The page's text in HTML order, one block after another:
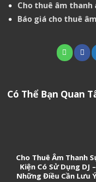
Cho thuê âm thanh
Báo giá cho thuê
Có Thể Bạn Quan
Cho Thuê Âm Thanh
Kiện Có Sử Dụng DJ –
Những Điều Cần Lưu